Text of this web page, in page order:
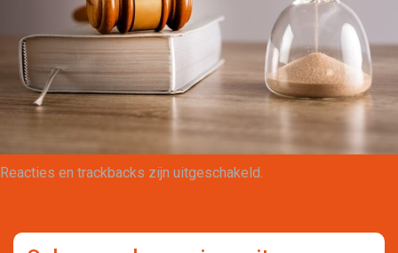
Reacties en trackbacks zijn uitgeschakeld.